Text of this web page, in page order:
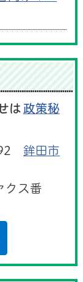
は 政策秘
鉾田市
ス番